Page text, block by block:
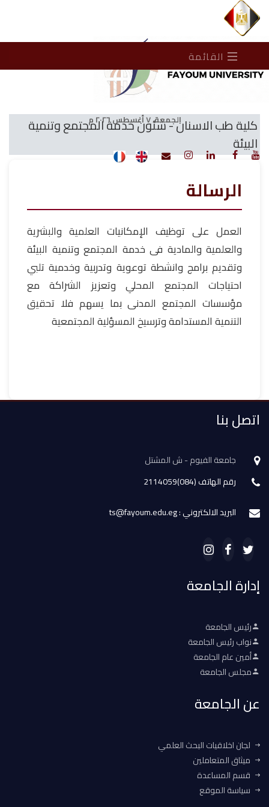
الجمعة، ٧ أغسطس ٢٠٢٦ م
القائمة
كلية طب الاسنان - شئون خدمة المجتمع وتنمية
البيئة
الرسالة
العمل على توظيف الإمكانيات العلمية والبشرية
والعلمية والمادية فى خدمة المجتمع وتنمية البيئة
وتقديم برامج وانشطة توعوية وتدربية وخدمية تلبي
احتياجات المجتمع المحلي وتعزيز الشراكة مع
مؤسسات المجتمع المدنى بما يسهم فلا تحقيق
التنمية المستدامة وترسيخ المسؤلية المجتمعية
اتصل بنا
جامعة الفيوم - ش المشتل
رقم الهاتف (084)2114059
البريد الالكتروني : ts@fayoum.edu.eg
إدارة الجامعة
رئيس الجامعة
نواب رئيس الجامعة
أمين عام الجامعة
مجلس الجامعة
عن الجامعة
لجان اخلاقيات البحث العلمي
ميثاق المتعاملين
قسم المساعدة
سياسة الموقع